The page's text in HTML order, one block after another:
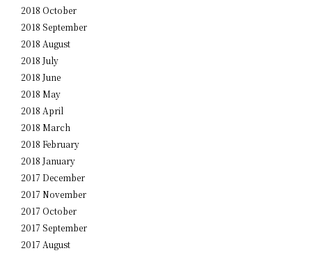
2018 October
2018 September
2018 August
2018 July
2018 June
2018 May
2018 April
2018 March
2018 February
2018 January
2017 December
2017 November
2017 October
2017 September
2017 August